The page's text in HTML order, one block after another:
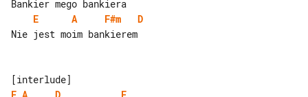
E
A F#m
D
Nie jest moim bankierem